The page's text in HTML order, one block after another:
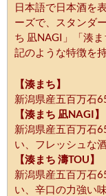
日本語で日本酒を
ーズで、スタンダ
ち 凪NAGI」「湊
記のような特徴を持
【湊まち】
新潟県産五百万石
【湊まち 凪NAGI】
新潟県産五百万石
い、フレッシュな酒
【湊まち 濤TOU】
新潟県産五百万石
い、辛口の力強い味